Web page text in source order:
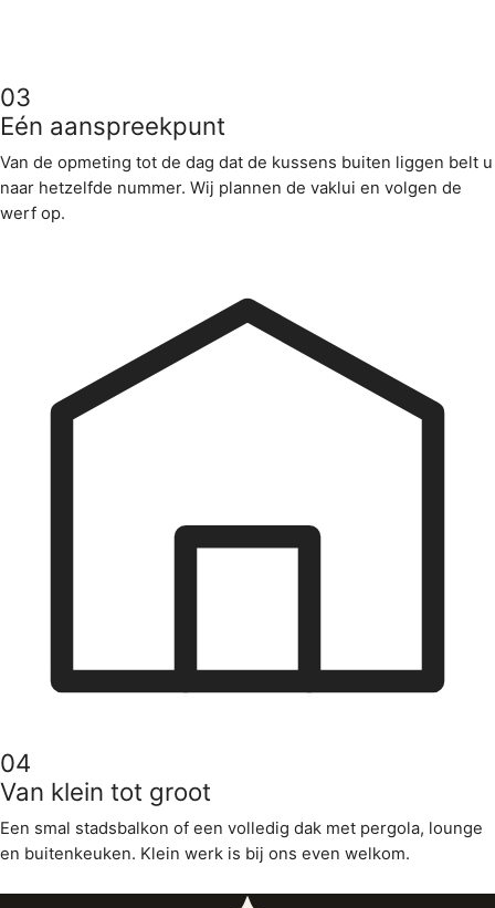
03
Eén aanspreekpunt
Van de opmeting tot de dag dat de kussens buiten liggen belt u
naar hetzelfde nummer. Wij plannen de vaklui en volgen de
werf op.
04
Van klein tot groot
Een smal stadsbalkon of een volledig dak met pergola, lounge
en buitenkeuken. Klein werk is bij ons even welkom.